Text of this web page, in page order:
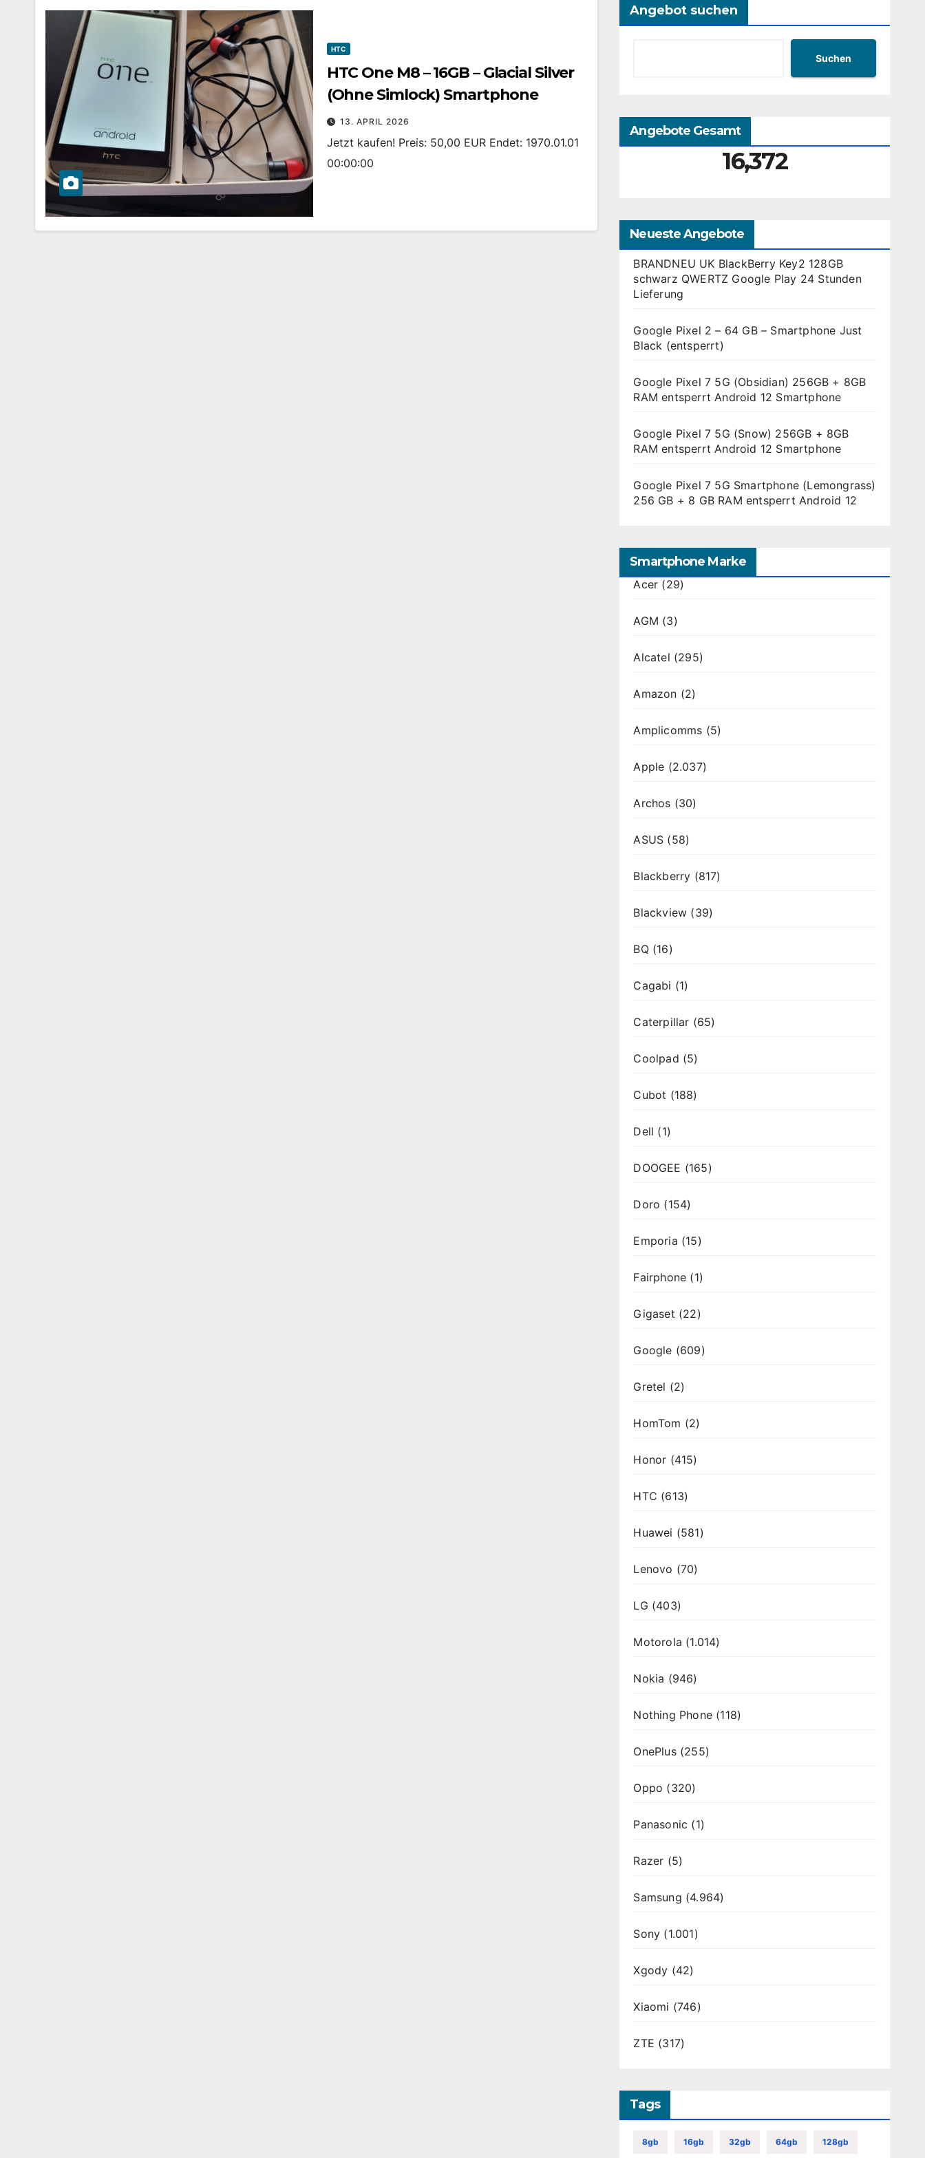
HTC
HTC One M8 – 16GB – Glacial Silver
(Ohne Simlock) Smartphone
13. APRIL 2026
Jetzt kaufen! Preis: 50,00 EUR Endet: 1970.01.01
00:00:00
Angebot suchen
Suchen
Angebote Gesamt
16,372
Neueste Angebote
BRANDNEU UK BlackBerry Key2 128GB
schwarz QWERTZ Google Play 24 Stunden
Lieferung
Google Pixel 2 – 64 GB – Smartphone Just
Black (entsperrt)
Google Pixel 7 5G (Obsidian) 256GB + 8GB
RAM entsperrt Android 12 Smartphone
Google Pixel 7 5G (Snow) 256GB + 8GB
RAM entsperrt Android 12 Smartphone
Google Pixel 7 5G Smartphone (Lemongrass)
256 GB + 8 GB RAM entsperrt Android 12
Smartphone Marke
Acer (29)
AGM (3)
Alcatel (295)
Amazon (2)
Amplicomms (5)
Apple (2.037)
Archos (30)
ASUS (58)
Blackberry (817)
Blackview (39)
BQ(16)
Cagabi (1)
Caterpillar (65)
Coolpad (5)
Cubot (188)
Dell (1)
DOOGEE (165)
Doro (154)
Emporia (15)
Fairphone (1)
Gigaset (22)
Google (609)
Gretel (2)
HomTom (2)
Honor (415)
HTC (613)
Huawei (581)
Lenovo (70)
LG (403)
Motorola (1.014)
Nokia (946)
Nothing Phone(118)
OnePlus(255)
Oppo (320)
Panasonic (1)
Razer (5)
Samsung (4.964)
Sony (1.001)
Xgody (42)
Xiaomi (746)
ZTE (317)
Tags
8gb 16gb 32gb 64gb 128gb